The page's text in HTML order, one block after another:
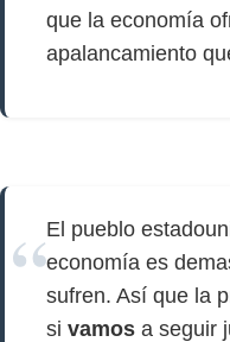
que la economía
apalancamiento
El pueblo
economía es
sufren. Así que la
si vamos a seguir